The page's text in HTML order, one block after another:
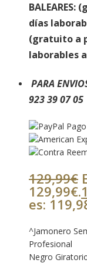
días
(gratuito a
laborables
PARA
923 39 07 05
129,99€
129,99€.
es:
^Jamonero
Profesional
Negro